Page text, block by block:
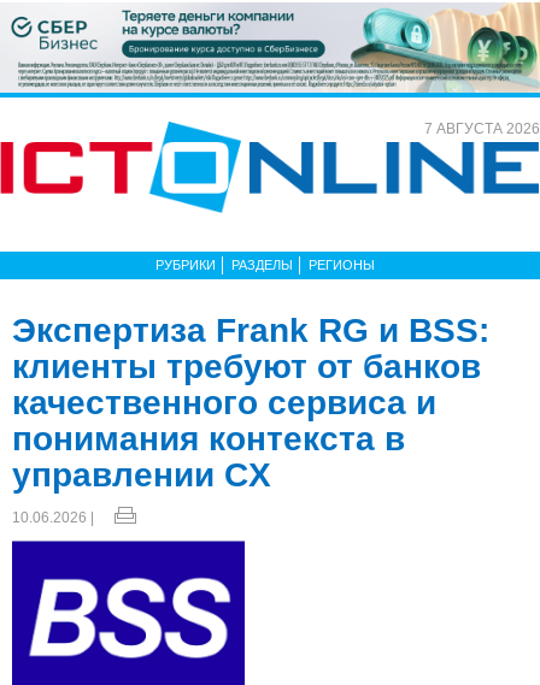
7 АВГУСТА 2026
РУБРИКИ РАЗДЕЛЫ РЕГИОНЫ
Экспертиза Frank RG и BSS:
клиенты требуют от банков
качественного сервиса и
понимания контекста в
управлении CX
10.06.2026 |